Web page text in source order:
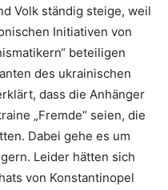
Volk ständig steige, weil
Initiativen von
beteiligen
des ukrainischen
dass die Anhänger
„Fremde“ seien, die
Dabei gehe es um
Leider hätten sich
von Konstantinopel